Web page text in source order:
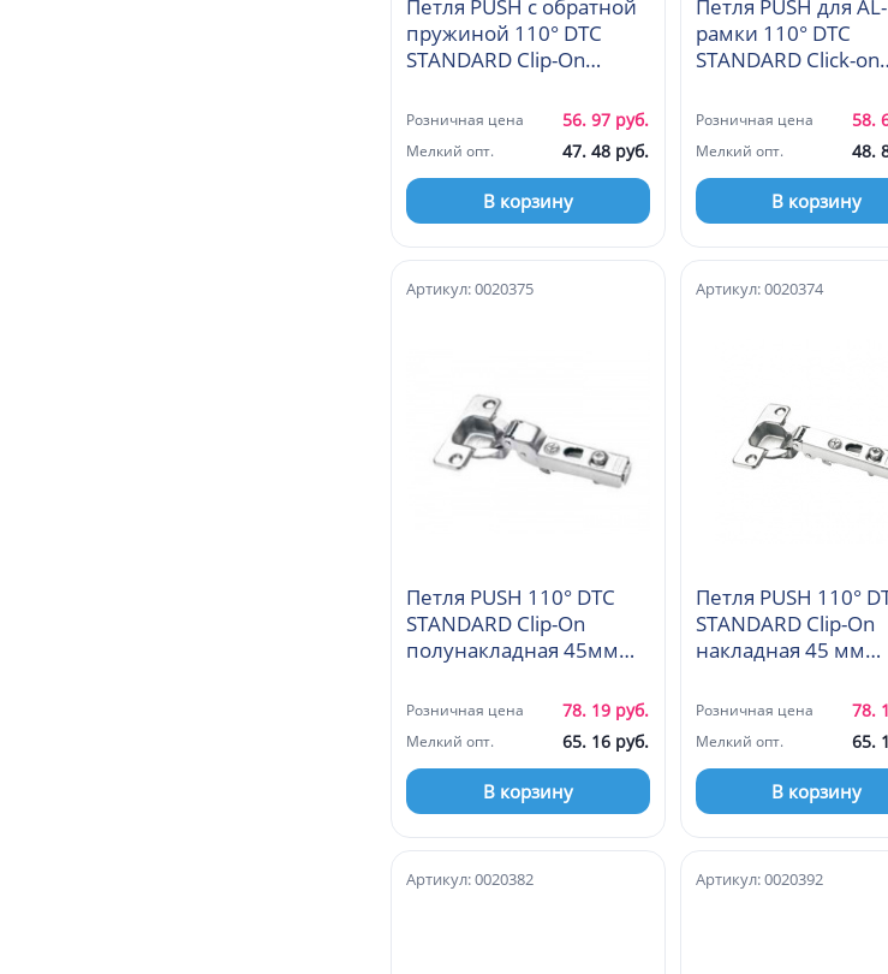
Петля PUSH с обратной
пружиной 110° DTC
STANDARD Clip-On
(F98C675)
Розничная цена 56. 97 руб.
Мелкий опт. 47. 48 руб.
В корзину
Петля PUSH для AL-
рамки 110° DTC
STANDARD Click-on
(A98B630)
Розничная цена 58.
Мелкий опт. 48.
В корзину
Петля PUSH 110° DTC
STANDARD Clip-On
полунакладная 45мм
Артикул: 0020375
Розничная цена 78. 19 руб.
Мелкий опт. 65. 16 руб.
В корзину
Петля PUSH 110°
STANDARD Clip-On
накладная 45 мм
Артикул: 0020374
Розничная цена 78.
Мелкий опт. 65.
В корзину
Артикул: 0020382 Артикул: 0020392